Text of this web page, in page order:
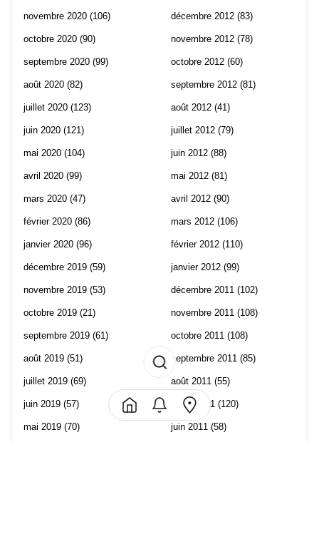
novembre 2020 (106)
octobre 2020 (90)
septembre 2020 (99)
août 2020 (82)
juillet 2020 (123)
juin 2020 (121)
mai 2020 (104)
avril 2020 (99)
mars 2020 (47)
février 2020 (86)
janvier 2020 (96)
décembre 2019 (59)
novembre 2019 (53)
octobre 2019 (21)
septembre 2019 (61)
août 2019 (51)
juillet 2019 (69)
juin 2019 (57)
mai 2019 (70)
décembre 2012 (83)
novembre 2012 (78)
octobre 2012 (60)
septembre 2012 (81)
août 2012 (41)
juillet 2012 (79)
juin 2012 (88)
mai 2012 (81)
avril 2012 (90)
mars 2012 (106)
février 2012 (110)
janvier 2012 (99)
décembre 2011 (102)
novembre 2011 (108)
octobre 2011 (108)
septembre 2011 (85)
août 2011 (55)
juillet 2011 (120)
juin 2011 (58)